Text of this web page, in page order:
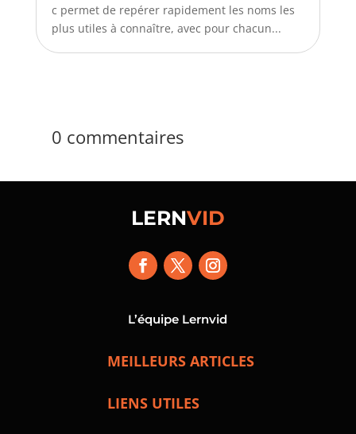
c permet de repérer rapidement les noms les
plus utiles à connaître, avec pour chacun...
0 commentaires
LERNVID
L’équipe Lernvid
MEILLEURS ARTICLES
LIENS UTILES